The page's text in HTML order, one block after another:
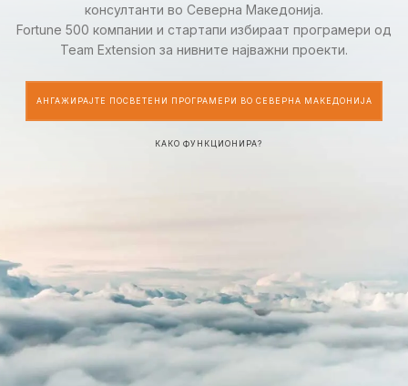
консултанти во Северна Македонија.
Fortune 500 компании и стартапи избираат програмери од
Team Extension за нивните најважни проекти.
АНГАЖИРАЈТЕ ПОСВЕТЕНИ ПРОГРАМЕРИ ВО СЕВЕРНА МАКЕДОНИЈА
КАКО ФУНКЦИОНИРА?